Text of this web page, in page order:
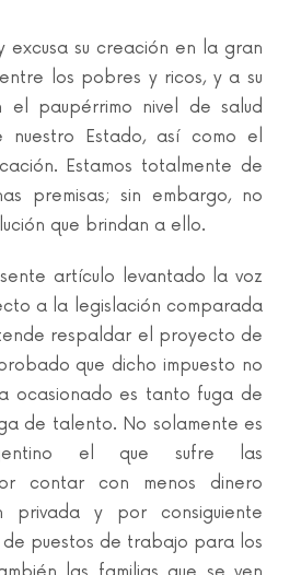
excusa su creación en la gran
los pobres y ricos, y a su
el paupérrimo nivel de salud
nuestro Estado, así como el
Estamos totalmente de
premisas; sin embargo, no
que brindan a ello.
artículo levantado la voz
a la legislación comparada
respaldar el proyecto de
que dicho impuesto no
ocasionado es tanto fuga de
de talento. No solamente es
el que sufre las
contar con menos dinero
privada y por consiguiente
puestos de trabajo para los